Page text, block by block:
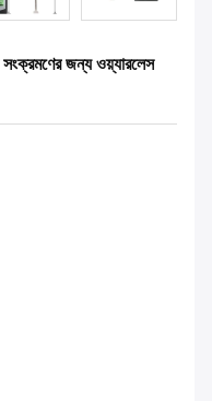
জন্য ওয়্যারলেস